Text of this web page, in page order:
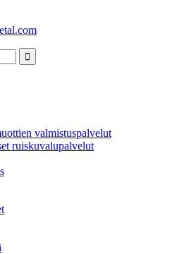
valmistuspalvelut
ruiskuvalupalvelut